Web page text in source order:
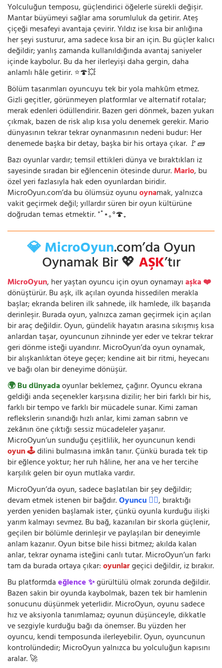
Yolculuğun temposu, güçlendirici öğelerle sürekli değişir.
Mantar büyümeyi sağlar ama sorumluluk da getirir. Ateş
çiçeği mesafeyi avantaja çevirir. Yıldız ise kısa bir anlığına
her şeyi susturur, ama sadece kısa bir an için. Bu güçler kalıcı
değildir; yanlış zamanda kullanıldığında avantaj saniyeler
içinde kaybolur. Bu da her ilerleyişi daha gergin, daha
anlamlı hâle getirir. ⭐🍄💥
Bölüm tasarımları oyuncuyu tek bir yola mahkûm etmez.
Gizli geçitler, görünmeyen platformlar ve alternatif rotalar;
merak edenleri ödüllendirir. Bazen geri dönmek, bazen yukarı
çıkmak, bazen de risk alıp kısa yolu denemek gerekir. Mario
dünyasının tekrar tekrar oynanmasının nedeni budur: Her
denemede başka bir detay, başka bir his ortaya çıkar. 🚩🧱
Bazı oyunlar vardır; temsil ettikleri dünya ve bıraktıkları iz
sayesinde sıradan bir eğlencenin ötesinde durur.Mario, bu
özel yeri fazlasıyla hak eden oyunlardan biridir.
MicroOyun.com’da bu ölümsüz oyunuoynamak, yalnızca
vakit geçirmek değil; yıllardır süren bir oyun kültürüne
doğrudan temas etmektir. ⁺˚⋆｡°🍄₊
💎 MicroOyun.com’da Oyun
Oynamak Bir 💖AŞK’tır
MicroOyun, her yaştan oyuncu için oyun oynamayıaşka ❤️
dönüştürür. Bu aşk, ilk açılan oyunda hissedilen merakla
başlar; ekranda beliren ilk sahnede, ilk hamlede, ilk başarıda
derinleşir. Burada oyun, yalnızca zaman geçirmek için açılan
bir araç değildir. Oyun, gündelik hayatın arasına sıkışmış kısa
anlardan taşar, oyuncunun zihninde yer eder ve tekrar tekrar
geri dönme isteği uyandırır. MicroOyun’da oyun oynamak,
bir alışkanlıktan öteye geçer; kendine ait bir ritmi, heyecanı
ve bağı olan bir deneyime dönüşür.
🌍 Bu dünyadaoyunlar beklemez, çağırır. Oyuncu ekrana
geldiği anda seçenekler karşısına dizilir; her biri farklı bir his,
farklı bir tempo ve farklı bir mücadele sunar. Kimi zaman
reflekslerin sınandığı hızlı anlar, kimi zaman sabrın ve
zekânın öne çıktığı sessiz mücadeleler yaşanır.
MicroOyun’un sunduğu çeşitlilik, her oyuncunun kendi
oyun 🕹️dilini bulmasına imkân tanır. Çünkü burada tek tip
bir eğlence yoktur; her ruh hâline, her ana ve her tercihe
karşılık gelen bir oyun mutlaka vardır.
MicroOyun’da oyun, sadece başlatılan bir şey değildir;
devam etmek istenen bir bağdır.Oyuncu 🧍‍♂️, bıraktığı
yerden yeniden başlamak ister, çünkü oyunla kurduğu ilişki
yarım kalmayı sevmez. Bu bağ, kazanılan bir skorla güçlenir,
geçilen bir bölümle derinleşir ve paylaşılan bir deneyimle
anlam kazanır. Oyun bitse bile hissi bitmez; akılda kalan
anlar, tekrar oynama isteğini canlı tutar. MicroOyun’un farkı
tam da burada ortaya çıkar:oyunlargeçici değildir, iz bırakır.
Bu platformdaeğlence ✨gürültülü olmak zorunda değildir.
Bazen sakin bir oyunda kaybolmak, bazen tek bir hamlenin
sonucunu düşünmek yeterlidir. MicroOyun, oyunu sadece
hız ve aksiyonla tanımlamaz; oyunun düşünceyle, dikkatle
ve sezgiyle kurduğu bağı da önemser. Bu yüzden her
oyuncu, kendi temposunda ilerleyebilir. Oyun, oyuncunun
kontrolündedir; MicroOyun yalnızca bu yolculuğun kapısını
aralar. 🚀